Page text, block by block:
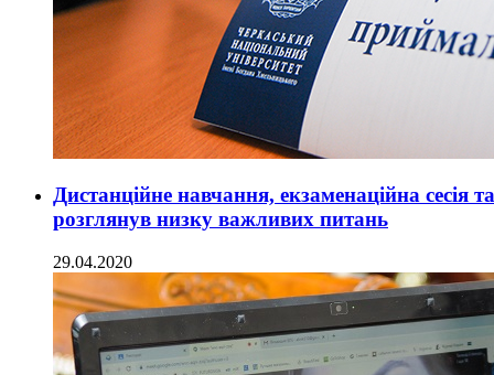
Дистанційне навчання, екзаменаційна сесія
розглянув низку важливих питань
29.04.2020